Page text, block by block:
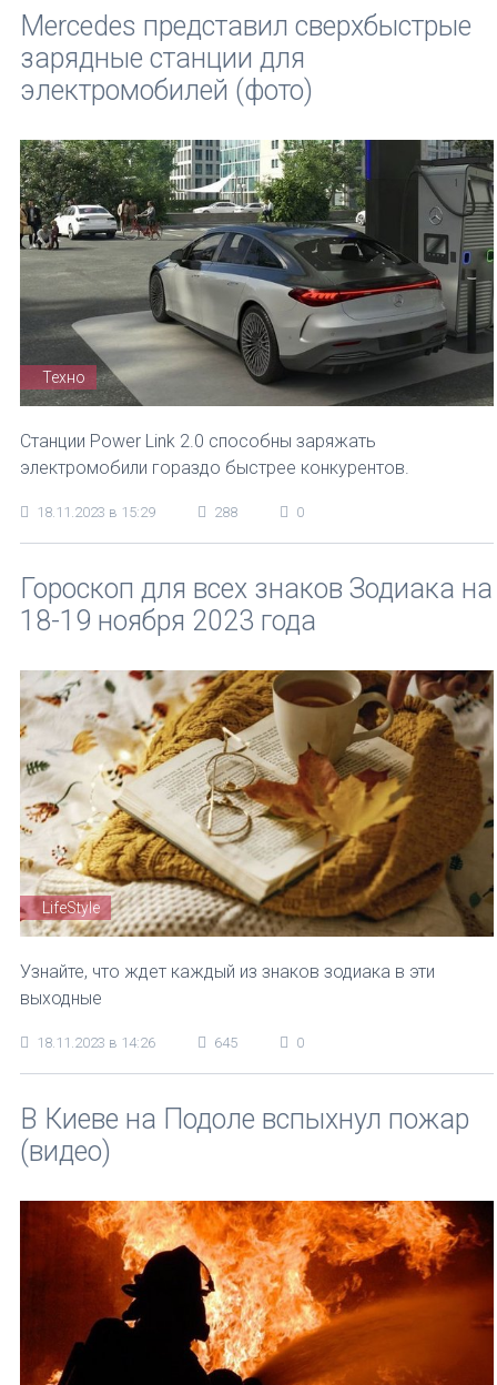
Mercedes представил сверхбыстрые
зарядные станции для
электромобилей (фото)
Техно
Станции Power Link 2.0 способны заряжать
электромобили гораздо быстрее конкурентов.
18.11.2023 в 15:29 288 0
Гороскоп для всех знаков Зодиака на
18-19 ноября 2023 года
LifeStyle
Узнайте, что ждет каждый из знаков зодиака в эти
выходные
18.11.2023 в 14:26 645 0
В Киеве на Подоле вспыхнул пожар
(видео)